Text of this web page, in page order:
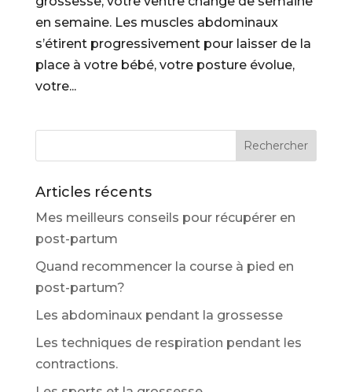
en semaine. Les muscles abdominaux
s’étirent progressivement pour laisser de la
place à votre bébé, votre posture évolue,
votre...
Articles récents
Mes meilleurs conseils pour récupérer en
post-partum
Quand recommencer la course à pied en
post-partum?
Les abdominaux pendant la grossesse
Les techniques de respiration pendant les
contractions.